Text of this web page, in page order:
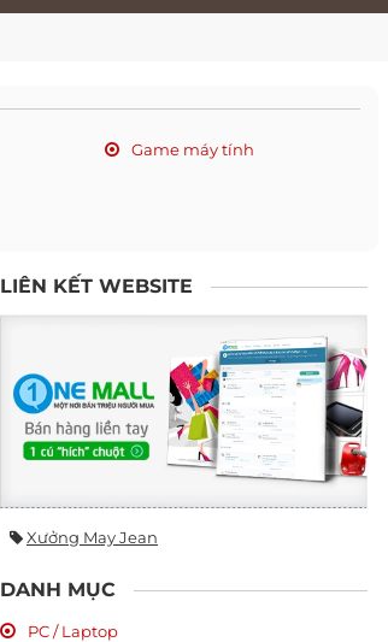
Game máy tính
LIÊN KẾT WEBSITE
Xưởng May Jean
DANH MỤC
PC / Laptop